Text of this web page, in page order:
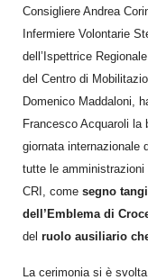
Consigliere Andrea
Infermiere Volontarie
dell’Ispettrice
del Centro di
Domenico Maddaloni,
Francesco Acquaroli la
giornata internazionale
tutte le
CRI, come segno
dell’Emblema di
del ruolo ausiliario
La cerimonia si è